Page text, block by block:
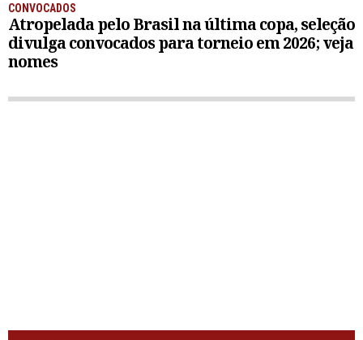
CONVOCADOS
Atropelada pelo Brasil na última copa, seleção
divulga convocados para torneio em 2026; veja
nomes